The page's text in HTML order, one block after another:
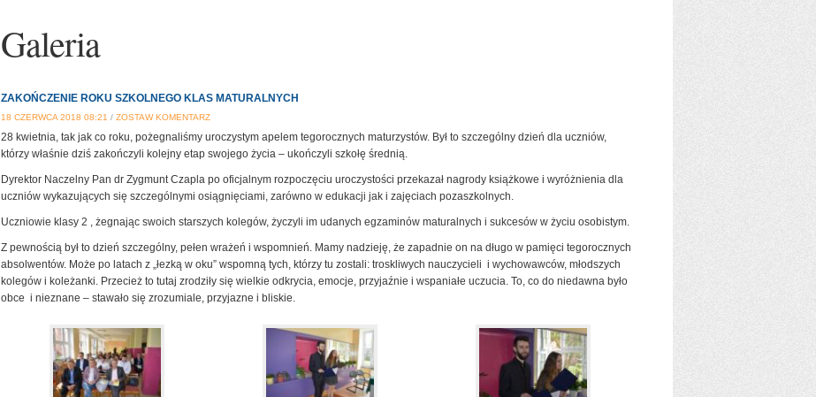
Galeria
ZAKOŃCZENIE ROKU SZKOLNEGO KLAS MATURALNYCH
18 CZERWCA 2018 08:21 / ZOSTAW KOMENTARZ
28 kwietnia, tak jak co roku, pożegnaliśmy uroczystym apelem tegorocznych maturzystów. Był to szczególny dzień dla uczniów,
którzy właśnie dziś zakończyli kolejny etap swojego życia – ukończyli szkołę średnią.
Dyrektor Naczelny Pan dr Zygmunt Czapla po oficjalnym rozpoczęciu uroczystości przekazał nagrody książkowe i wyróżnienia dla
uczniów wykazujących się szczególnymi osiągnięciami, zarówno w edukacji jak i zajęciach pozaszkolnych.
Uczniowie klasy 2 , żegnając swoich starszych kolegów, życzyli im udanych egzaminów maturalnych i sukcesów w życiu osobistym.
Z pewnością był to dzień szczególny, pełen wrażeń i wspomnień. Mamy nadzieję, że zapadnie on na długo w pamięci tegorocznych
absolwentów. Może po latach z „łezką w oku” wspomną tych, którzy tu zostali: troskliwych nauczycieli i wychowawców, młodszych
kolegów i koleżanki. Przecież to tutaj zrodziły się wielkie odkrycia, emocje, przyjaźnie i wspaniałe uczucia. To, co do niedawna było
obce i nieznane – stawało się zrozumiale, przyjazne i bliskie.